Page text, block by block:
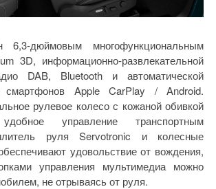
6,3-дюймовым многофункциональным
3D, информационно-развлекательной
DAB, Bluetooth и автоматической
смартфонов Apple CarPlay / Android.
рулевое колесо с кожаной обивкой
управление транспортным
руля Servotronic и колесные
удовольствие от вождения,
управления мультимедиа можно
не отрываясь от руля.